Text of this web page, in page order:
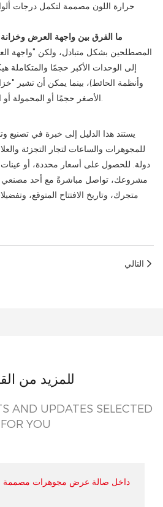
حرارة اللون مصممة لتكمل درجات
ما الفرق بين واجهة العرض
المصطلحين بشكل متبادل، ولكن "واجهة
إلى الوحدات الأكبر حجمًا والمتكاملة
وأنظمة الحائط)، بينما يمكن أن تشير
الأصغر حجمًا أو المحمولة أو التي توضع على سطح الطاولة.
يستند هذا الدليل إلى خبرة في
دولة. للحصول على أسعار محددة، أو
مشروعك، تواصل مباشرةً مع أحد مصنعي
متجرك، وتاريخ الافتتاح المتوقع،
التالي
للمزيد من
AND UPDATES SELECTED
FOR YOU